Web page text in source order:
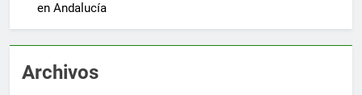
en Andalucía
Archivos